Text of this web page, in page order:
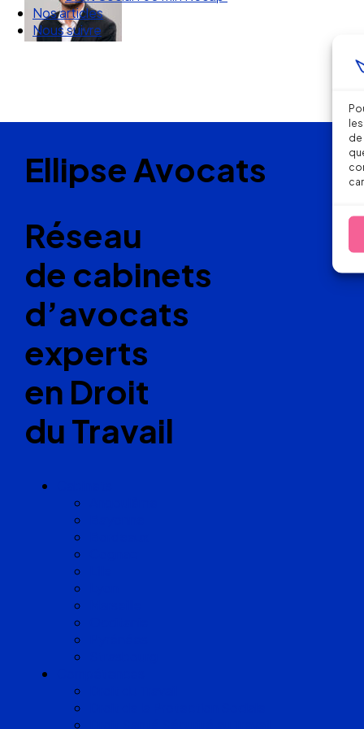
de
Nos articles
Nous suivre
Ellipse Avocats
Réseau
de cabinets
d’avocats
experts
en Droit
du Travail